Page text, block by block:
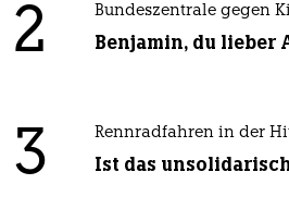
2 Bundeszentrale gegen
Benjamin, du lieber
3 Rennradfahren in der
Ist das